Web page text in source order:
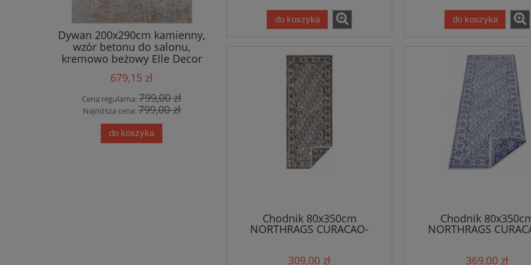
Dywan 200x290cm kamienny,
wzór betonu do salonu,
kremowo beżowy Elle Decor
Chameis
679,15 zł
Cena regularna:799,00 zł
Najniższa cena:799,00 zł
do koszyka
195x300cm
679,15 zł
Cena regularna:799,00 zł
Najniższa cena:799,00 zł
do koszyka
klasyczny bordowo beżowy
509,15 zł
Cena regularna:599,00 zł
Najniższa cena:599,00 zł
do koszyka
do koszyka do koszyka
Chodnik 80x350cm
NORTHRAGS CURACAO-
,dwustronny,zewnętrzno-
309,00 zł
Chodnik
NORTHRAGS
369,00 zł